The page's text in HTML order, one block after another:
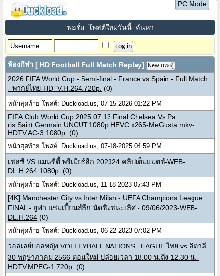
PC Mode
ฟอรั่ม โพสต์ใหม่วันนี้ ค้นหา
ห้องกีฬา [ HD Football Full Match Replay] New กระทู้
2026 FIFA World Cup - Semi-final - France vs Spain - Full Match
- พากย์ไทย-HDTV.H.264.720p. (0)
หน้าสุดท้าย โพสต์: Duckload.us, 07-15-2026 01:22 PM
FIFA.Club.World.Cup.2025.07.13.Final.Chelsea.Vs.Pa
ris.Saint.Germain.UNCUT.1080p.HEVC.x265-MeGusta.mkv-
HDTV.AC-3.1080p. (0)
หน้าสุดท้าย โพสต์: Duckload.us, 07-18-2025 04:59 PM
เชลซี VS แมนซิตี้ พรีเมียร์ลีก 202324 คลิปเต็มแมตช์-WEB-
DL.H.264.1080p. (0)
หน้าสุดท้าย โพสต์: Duckload.us, 11-18-2023 05:43 PM
[4K] Manchester City vs Inter Milan - UEFA Champions League
FINAL - ยูฟ่า แชมเปี้ยนส์ลีก นัดชิงชนะเลิศ - 09/06/2023-WEB-
DL.H.264 (0)
หน้าสุดท้าย โพสต์: Duckload.us, 06-22-2023 07:02 PM
วอลเลย์บอลหญิง VOLLEYBALL NATIONS LEAGUE ไทย vs อิตาลี
30 พฤษาภาคม 2566 ตอนใหม่ ปล่อยเวลา 18.00 น.ถึง 12.30 น.-
HDTV.MPEG-1.720p. (0)